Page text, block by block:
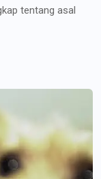
tentang asal